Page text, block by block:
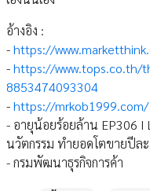
อ้างอิง :
-https://
-https://www.tops.co.th/
8853474093304
-https://mrkob1999.com/
- อายุน้อยร้อยล้าน EP306 I
นวัตกรรม ทำยอดโตขายปีล
- กรมพัฒนาธุรกิจการค้า